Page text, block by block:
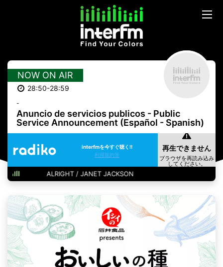
NOW ON AIR
28:50-28:59
-
Anuncio de servicios publicos - Public
Service Announcement (Español - Spanish)
interfmを今すぐ聴く!!
利用規約等
ALRIGHT / JANET JACKSON